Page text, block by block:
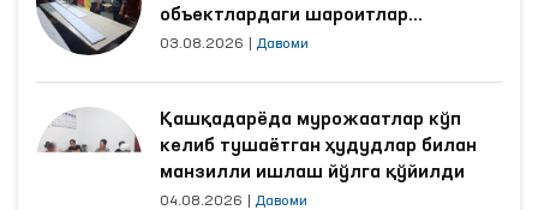
объектлардаги шароитлар
яхшиланди
03.08.2026 Давоми
Қашқадарёда мурожаатлар кўп
келиб тушаётган ҳудудлар билан
манзилли ишлаш йўлга қўйилди
04.08.2026 Давоми